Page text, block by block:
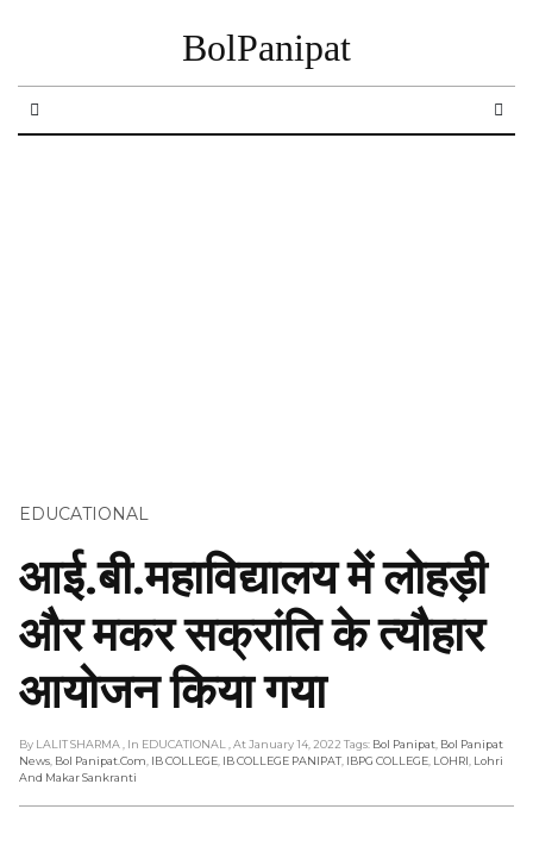
BolPanipat
EDUCATIONAL
आई.बी.महाविद्यालय में लोहड़ी
और मकर सक्रांति के त्यौहार
आयोजन किया गया
By LALIT SHARMA , In EDUCATIONAL , At January 14, 2022 Tags: Bol Panipat Bol Panipat
News Bol Panipat.com IB COLLEGE IB COLLEGE PANIPAT IBPG COLLEGE LOHRI Lohri
And Makar Sankranti